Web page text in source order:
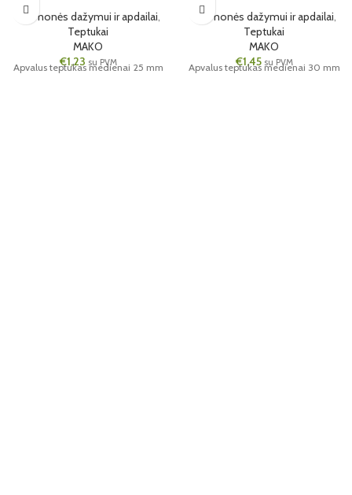
Priemonės dažymui ir apdailai
Teptukai
MAKO
€1,23 su PVM
Apvalus teptukas medienai 25 mm
Priemonės dažymui ir apdailai
Teptukai
MAKO
€1,45 su PVM
Apvalus teptukas medienai 30 mm